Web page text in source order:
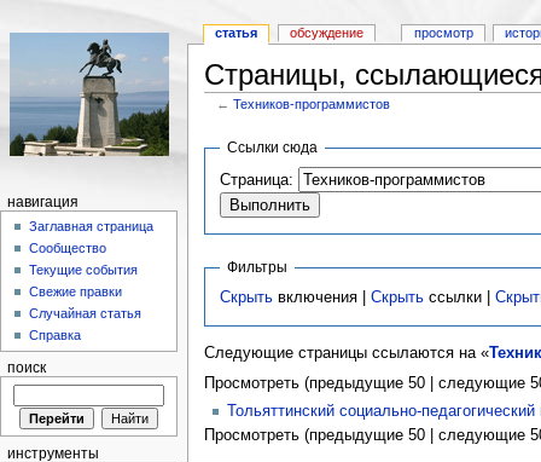
Страницы,
←Техников-программистов
Ссылки сюда
Страница:
Фильтры
Скрыть включения |Скрыть ссылки |
Следующие страницы ссылаются на «
Просмотреть (предыдущие 50 | следующие
Тольяттинский социально-
Просмотреть (предыдущие 50 | следующие
статья обсуждение просмотр
навигация
Заглавная страница
Сообщество
Текущие события
Свежие правки
Случайная статья
Справка
поиск
инструменты